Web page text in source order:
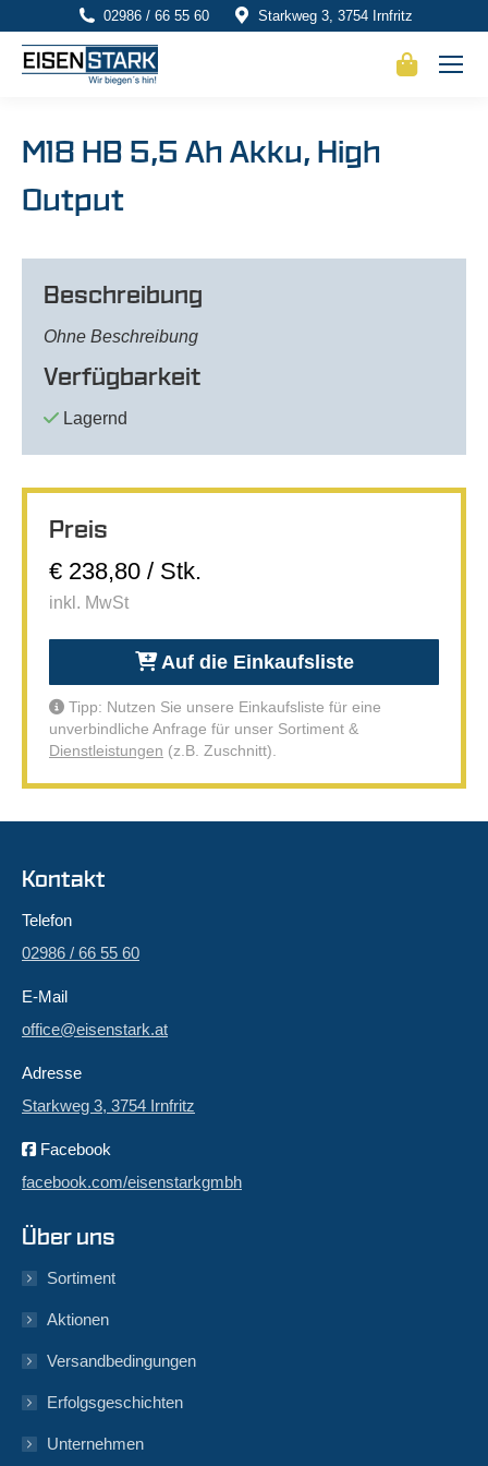
02986 / 66 55 60 Starkweg 3, 3754 Irnfritz
M18 HB 5,5 Ah Akku, High
Output
Beschreibung
Ohne Beschreibung
Verfügbarkeit
Lagernd
Preis
€ 238,80 / Stk.
inkl. MwSt
Auf die Einkaufsliste
Tipp: Nutzen Sie unsere Einkaufsliste für eine
unverbindliche Anfrage für unser Sortiment &
Dienstleistungen (z.B. Zuschnitt).
Kontakt
Telefon
02986 / 66 55 60
E-Mail
office@eisenstark.at
Adresse
Starkweg 3, 3754 Irnfritz
Facebook
facebook.com/eisenstarkgmbh
Über uns
Sortiment
Aktionen
Versandbedingungen
Erfolgsgeschichten
Unternehmen